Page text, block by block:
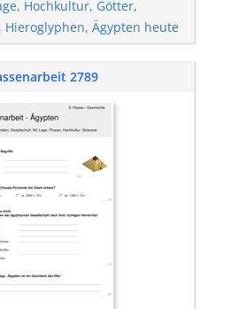
, Hochkultur, Götter,
, Hieroglyphen, Ägypten heute
2789